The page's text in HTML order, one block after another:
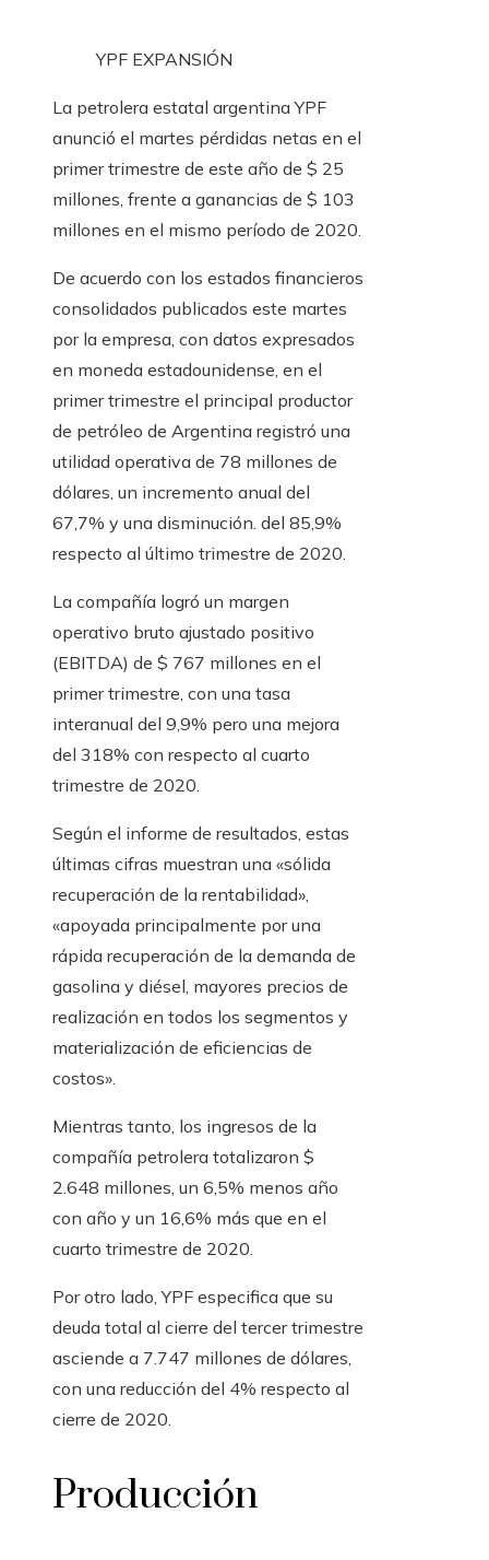
YPF EXPANSIÓN
La petrolera estatal argentina YPF
anunció el martes pérdidas netas en el
primer trimestre de este año de $ 25
millones, frente a ganancias de $ 103
millones en el mismo período de 2020.
De acuerdo con los estados financieros
consolidados publicados este martes
por la empresa, con datos expresados ​​
en moneda estadounidense, en el
primer trimestre el principal productor
de petróleo de Argentina registró una
utilidad operativa de 78 millones de
dólares, un incremento anual del
67,7% y una disminución. del 85,9%
respecto al último trimestre de 2020.
La compañía logró un margen
operativo bruto ajustado positivo
(EBITDA) de $ 767 millones en el
primer trimestre, con una tasa
interanual del 9,9% pero una mejora
del 318% con respecto al cuarto
trimestre de 2020.
Según el informe de resultados, estas
últimas cifras muestran una «sólida
recuperación de la rentabilidad»,
«apoyada principalmente por una
rápida recuperación de la demanda de
gasolina y diésel, mayores precios de
realización en todos los segmentos y
materialización de eficiencias de
costos».
Mientras tanto, los ingresos de la
compañía petrolera totalizaron $
2.648 millones, un 6,5% menos año
con año y un 16,6% más que en el
cuarto trimestre de 2020.
Por otro lado, YPF especifica que su
deuda total al cierre del tercer trimestre
asciende a 7.747 millones de dólares,
con una reducción del 4% respecto al
cierre de 2020.
Producción